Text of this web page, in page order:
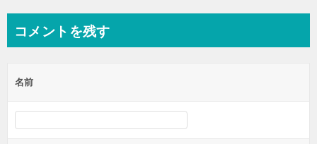
コメントを残す
名前